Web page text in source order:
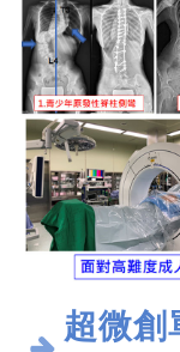
超微創